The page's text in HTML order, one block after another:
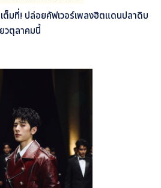
มที่! ปล่อยคัฟเวอร์เพลงฮิตแดนปลาดิบ
วตุลาคมนี้